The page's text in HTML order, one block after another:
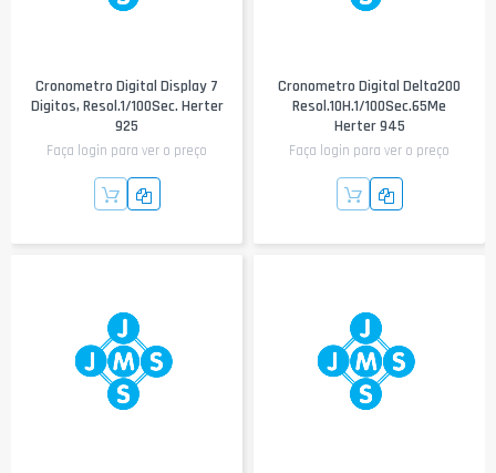
Cronometro Digital Display 7
Digitos, Resol.1/100Sec. Herter
925
Faça login para ver o preço
Cronometro Digital Delta200
Resol.10H.1/100Sec.65Me
Herter 945
Faça login para ver o preço